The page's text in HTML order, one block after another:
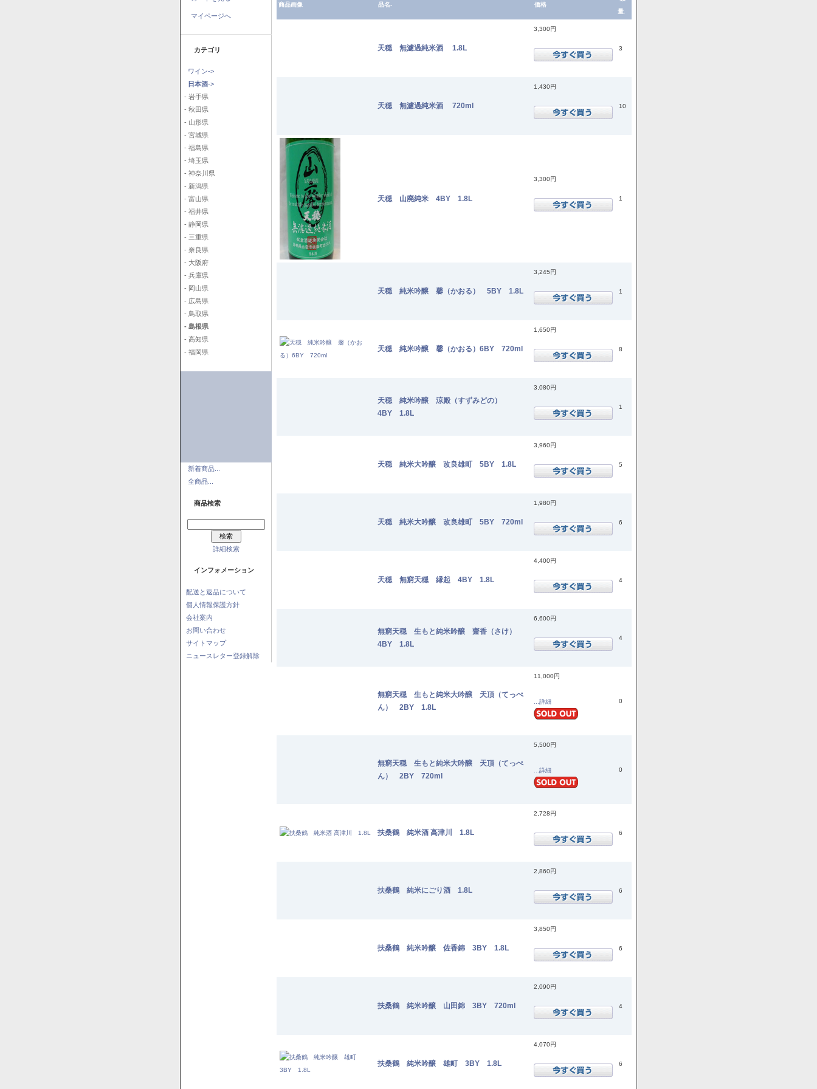
マイページへ
カテゴリ
ワイン->
日本酒->
- 岩手県
- 秋田県
- 山形県
- 宮城県
- 福島県
- 埼玉県
- 神奈川県
- 新潟県
- 富山県
- 福井県
- 静岡県
- 三重県
- 奈良県
- 大阪府
- 兵庫県
- 岡山県
- 広島県
- 鳥取県
- 島根県
- 高知県
- 福岡県
新着商品...
全商品...
商品検索
詳細検索
インフォメーション
配送と返品について
個人情報保護方針
会社案内
お問い合わせ
サイトマップ
ニュースレター登録解除
商品画像 品名- 価格
量.
天穏 無濾過純米酒 1.8L
3,300円
3
天穏 無濾過純米酒 720ml
1,430円
10
天穏 山廃純米 4BY 1.8L
3,300円
1
天穏 純米吟醸 馨（かおる） 5BY 1.8L
3,245円
1
天穏 純米吟醸 馨（かおる）6BY 720ml
1,650円
8
天穏 純米吟醸 涼殿（すずみどの）
4BY 1.8L
3,080円
1
天穏 純米大吟醸 改良雄町 5BY 1.8L
3,960円
5
天穏 純米大吟醸 改良雄町 5BY 720ml
1,980円
6
天穏 無窮天穏 縁起 4BY 1.8L
4,400円
4
無窮天穏 生もと純米吟醸 齋香（さけ）
4BY 1.8L
6,600円
4
無窮天穏 生もと純米大吟醸 天頂（てっぺ
ん） 2BY 1.8L
11,000円
...詳細 0
無窮天穏 生もと純米大吟醸 天頂（てっぺ
ん） 2BY 720ml
5,500円
...詳細 0
扶桑鶴 純米酒 高津川 1.8L
2,728円
6
扶桑鶴 純米にごり酒 1.8L
2,860円
6
扶桑鶴 純米吟醸 佐香錦 3BY 1.8L
3,850円
6
扶桑鶴 純米吟醸 山田錦 3BY 720ml
2,090円
4
扶桑鶴 純米吟醸 雄町 3BY 1.8L
4,070円
6